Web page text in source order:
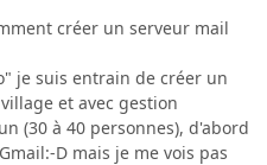
créer un serveur mail
je suis entrain de créer un
et avec gestion
(30 à 40 personnes), d'abord
D mais je me vois pas